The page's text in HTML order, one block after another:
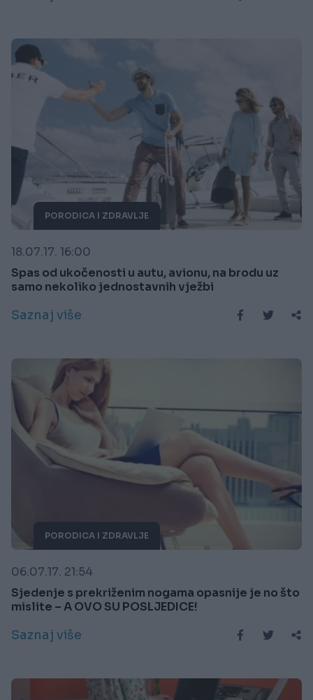
PORODICA I ZDRAVLJE
18.07.17. 16:00
Spas od ukočenosti u autu, avionu, na brodu uz
samo nekoliko jednostavnih vježbi
Saznaj više
PORODICA I ZDRAVLJE
06.07.17. 21:54
Sjedenje s prekriženim nogama opasnije je no što
mislite – A OVO SU POSLJEDICE!
Saznaj više